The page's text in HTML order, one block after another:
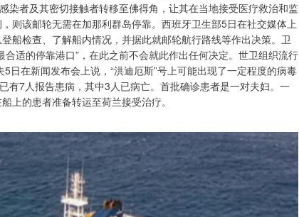
染者及其密切接触者转移至佛得角，让其在当地接受医疗救治和监
则该邮轮无需在加那利群岛停靠。西班牙卫生部5日在社交媒体上
船检查、了解船内情况，并据此就邮轮航行路线等作出决策。卫
适的停靠港口”，在此之前不会就此作出任何决定。世卫组织流行
日在新闻发布会上说，“洪迪厄斯”号上可能出现了一定程度的病毒
有7人报告患病，其中3人已病亡。首批确诊患者是一对夫妇。一
上的患者准备转运至荷兰接受治疗。